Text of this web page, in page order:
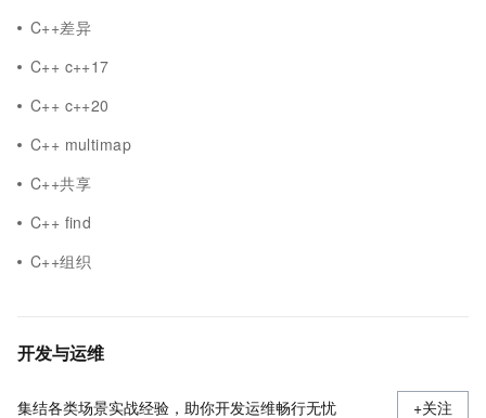
C++差异
C++ c++17
C++ c++20
C++ multimap
C++共享
C++ find
C++组织
开发与运维
集结各类场景实战经验，助你开发运维畅行无忧 +关注